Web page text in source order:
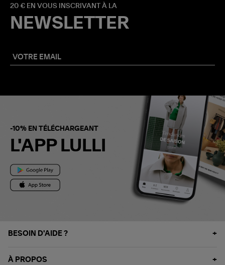
20 € EN VOUS INSCRIVANT À LA
NEWSLETTER
-10% EN TÉLÉCHARGEANT
L'APP LULLI
BESOIN D'AIDE ?
À PROPOS